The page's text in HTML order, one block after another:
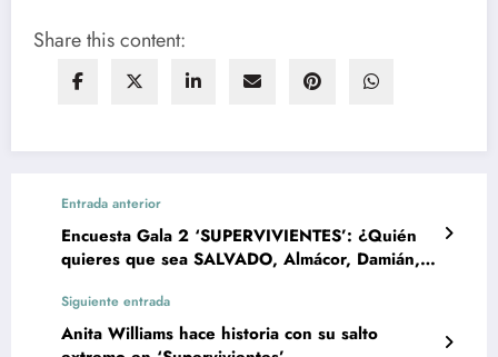
Share this content:
Entrada anterior
Encuesta Gala 2 ‘SUPERVIVIENTES’: ¿Quién
quieres que sea SALVADO, Almácor, Damián,
Siguiente entrada
Anita Williams hace historia con su salto